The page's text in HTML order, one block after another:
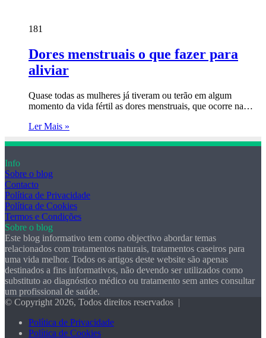
181
Dores menstruais o que fazer para
aliviar
Quase todas as mulheres já tiveram ou terão em algum
momento da vida fértil as dores menstruais, que ocorre na…
Ler Mais »
Info
Sobre o blog
Contacto
Política de Privacidade
Política de Cookies
Termos e Condições
Sobre o blog
Este blog informativo tem como objectivo abordar temas
relacionados com tratamentos naturais, tratamentos caseiros para
uma vida melhor. Todos os artigos deste website são apenas
destinados a fins informativos, não devendo ser utilizados como
substituto ao diagnóstico médico ou tratamento sem antes consultar
um profissional de saúde.
© Copyright 2026, Todos direitos reservados |
Política de Privacidade
Política de Cookies